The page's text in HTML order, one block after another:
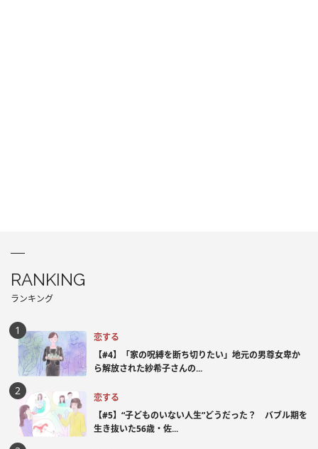
RANKING
ランキング
恋する
【#4】「家の呪縛を断ち切りたい」地元の男尊女卑か
ら解放された紗希子さんの...
恋する
【#5】“子どものいない人生”どうだった？ バブル期を
生き抜いた56歳・佐...